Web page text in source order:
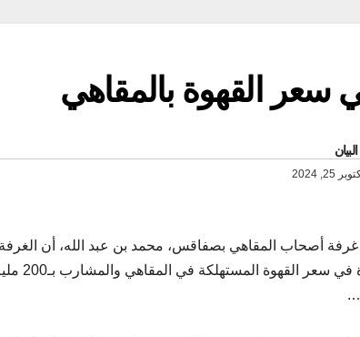
سعر القهوة بالمقاهي
البيان
25, 2024
غرفة أصحاب المقاهي بصفاقس، محمد بن عبد الله، أن